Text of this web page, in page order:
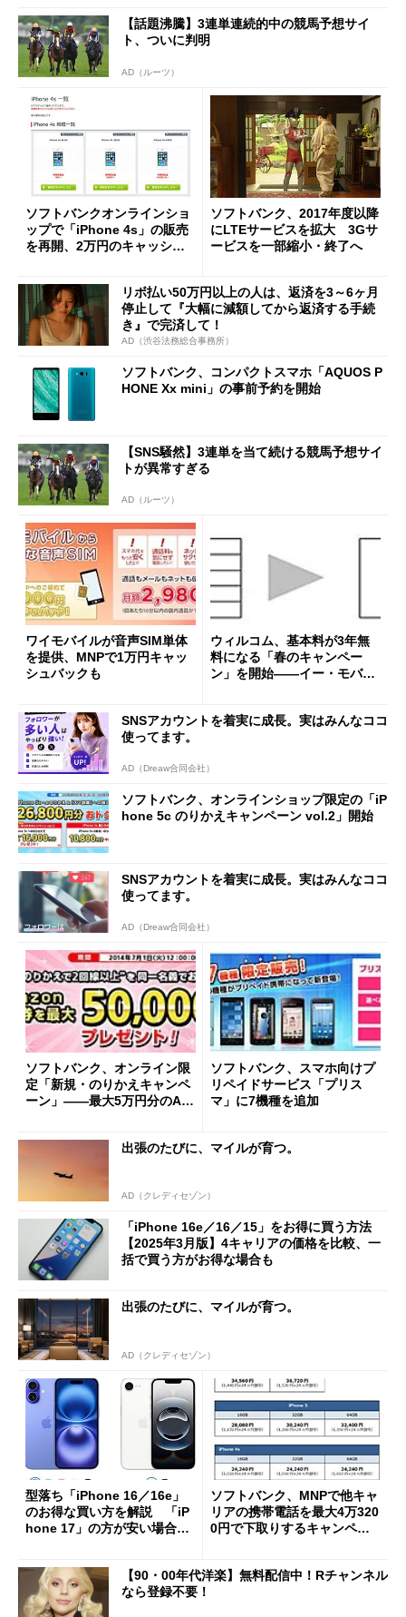
【話題沸騰】3連単連続的中の競馬予想サイ
ト、ついに判明
AD（ルーツ）
ソフトバンクオンラインショ
ップで「iPhone 4s」の販売
を再開、2万円のキャッシュ
ソフトバンク、2017年度以降
にLTEサービスを拡大 3Gサ
ービスを一部縮小・終了へ
リボ払い50万円以上の人は、返済を3～6ヶ月
停止して『大幅に減額してから返済する手続
き』で完済して！
AD（渋谷法務総合事務所）
ソフトバンク、コンパクトスマホ「AQUOS P
HONE Xx mini」の事前予約を開始
【SNS騒然】3連単を当て続ける競馬予想サイ
トが異常すぎる
AD（ルーツ）
ワイモバイルが音声SIM単体
を提供、MNPで1万円キャッ
シュバックも
ウィルコム、基本料が3年無
料になる「春のキャンペー
ン」を開始――イー・モバイ
SNSアカウントを着実に成長。実はみんなココ
使ってます。
AD（Dreaw合同会社）
ソフトバンク、オンラインショップ限定の「iP
hone 5c のりかえキャンペーン vol.2」開始
SNSアカウントを着実に成長。実はみんなココ
使ってます。
AD（Dreaw合同会社）
ソフトバンク、オンライン限
定「新規・のりかえキャンペ
ーン」――最大5万円分のAm
ソフトバンク、スマホ向けプ
リペイドサービス「プリス
マ」に7機種を追加
出張のたびに、マイルが育つ。
AD（クレディセゾン）
「iPhone 16e／16／15」をお得に買う方法
【2025年3月版】4キャリアの価格を比較、一
括で買う方がお得な場合も
出張のたびに、マイルが育つ。
AD（クレディセゾン）
型落ち「iPhone 16／16e」
のお得な買い方を解説 「iP
hone 17」の方が安い場合
ソフトバンク、MNPで他キャ
リアの携帯電話を最大4万320
0円で下取りするキャンペー
【90・00年代洋楽】無料配信中！Rチャンネル
なら登録不要！